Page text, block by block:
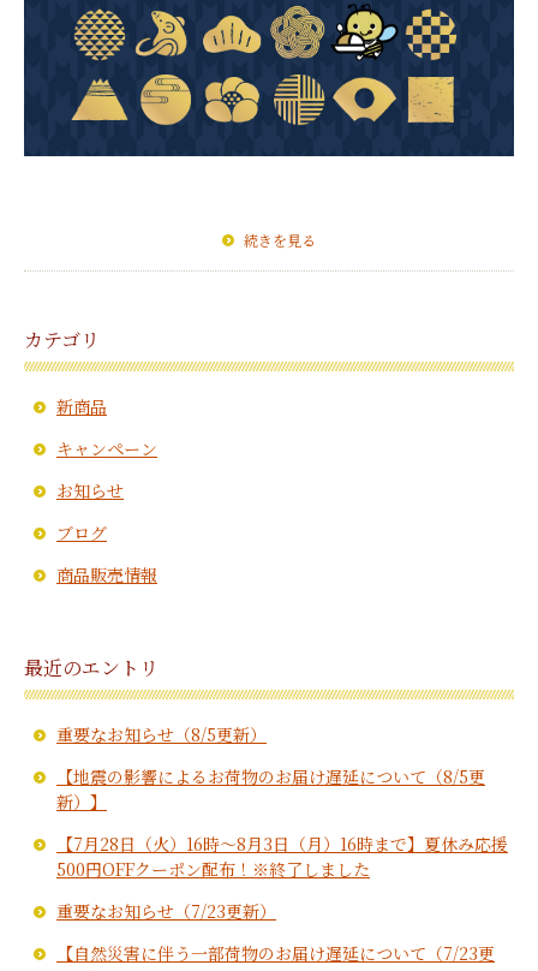
続きを見る
カテゴリ
新商品
キャンペーン
お知らせ
ブログ
商品販売情報
最近のエントリ
重要なお知らせ（8/5更新）
【地震の影響によるお荷物のお届け遅延について（8/5更
新）】
【7月28日（火）16時～8月3日（月）16時まで】夏休み応援
500円OFFクーポン配布！※終了しました
重要なお知らせ（7/23更新）
【自然災害に伴う一部荷物のお届け遅延について（7/23更